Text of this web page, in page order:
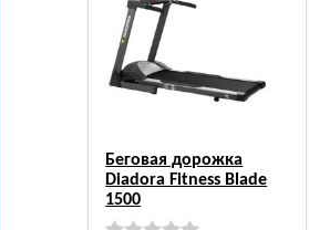
Беговая дорожка
Diadora Fitness Blade
1500